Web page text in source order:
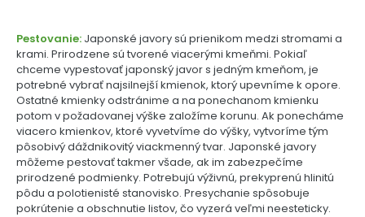
Pestovanie: Japonské javory sú prienikom medzi stromami a
krami. Prirodzene sú tvorené viacerými kmeňmi. Pokiaľ
chceme vypestovať japonský javor s jedným kmeňom, je
potrebné vybrať najsilnejší kmienok, ktorý upevníme k opore.
Ostatné kmienky odstránime a na ponechanom kmienku
potom v požadovanej výške založíme korunu. Ak ponecháme
viacero kmienkov, ktoré vyvetvíme do výšky, vytvoríme tým
pôsobivý dáždnikovitý viackmenný tvar. Japonské javory
môžeme pestovať takmer všade, ak im zabezpečíme
prirodzené podmienky. Potrebujú výživnú, prekyprenú hlinitú
pôdu a polotienisté stanovisko. Presychanie spôsobuje
pokrútenie a obschnutie listov, čo vyzerá veľmi neesteticky.